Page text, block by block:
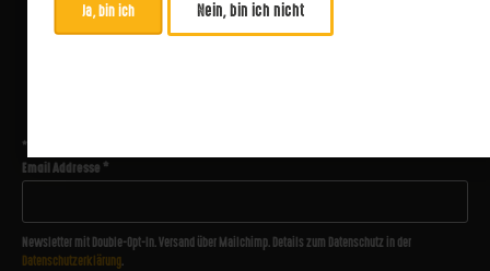
*
Email Addresse*
Newsletter mit Double-Opt-In. Versand über Mailchimp. Details zum Datenschutz in der
Datenschutzerklärung.
Ja, bin ich Nein, bin ich nicht